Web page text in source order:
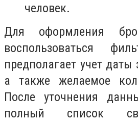
человек.
Для оформления
воспользоваться
предполагает учет даты
а также желаемое
После уточнения
полный список